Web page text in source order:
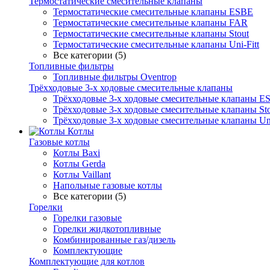
Термостатические смесительные клапаны ESBE
Термостатические смесительные клапаны FAR
Термостатические смесительные клапаны Stout
Термостатические смесительные клапаны Uni-Fitt
Все категории (5)
Топливные фильтры
Топливные фильтры Oventrop
Трёхходовые 3-х ходовые смесительные клапаны
Трёхходовые 3-х ходовые смесительные клапаны
Трёхходовые 3-х ходовые смесительные клапаны
Трёхходовые 3-х ходовые смесительные клапаны
Котлы
Газовые котлы
Котлы Baxi
Котлы Gerda
Котлы Vaillant
Напольные газовые котлы
Все категории (5)
Горелки
Горелки газовые
Горелки жидкотопливные
Комбинированные газ/дизель
Комплектующие
Комплектующие для котлов